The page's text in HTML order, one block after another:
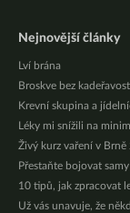
Nejnovější články
Lví brána
Broskve bez
Krevní skupina a
Léky mi snížili na
Živý kurz vaření v
Přestaňte bojovat
10 tipů, jak zpracovat
Už vás unavuje, že